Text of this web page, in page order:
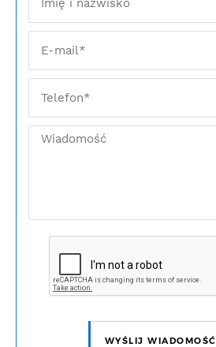
WYŚLIJ WIADOMOŚĆ